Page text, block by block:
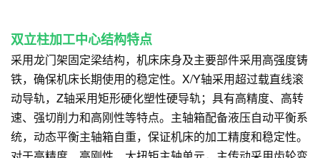
双立柱加工中心结构特点
采用龙门架固定梁结构，机床床身及主要部件采用高强度铸
铁，确保机床长期使用的稳定性。X/Y轴采用超过载直线滚
动导轨，Z轴采用矩形硬化塑性硬导轨；具有高精度、高转
速、强切削力和高刚性等特点。主轴箱配备液压自动平衡系
统，动态平衡主轴箱自重，保证机床的加工精度和稳定性。